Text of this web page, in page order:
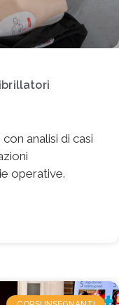
analisi di casi
operative.